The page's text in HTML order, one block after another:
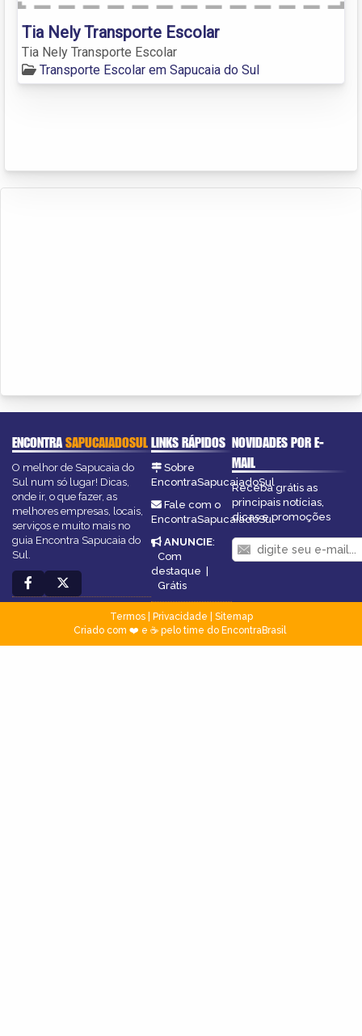
Tia Nely Transporte Escolar
Tia Nely Transporte Escolar
Transporte Escolar em Sapucaia do Sul
ENCONTRASAPUCAIADOSUL
O melhor de Sapucaia do
Sul num só lugar! Dicas,
onde ir, o que fazer, as
melhores empresas, locais,
serviços e muito mais no
guia Encontra Sapucaia do
Sul.
LINKS RÁPIDOS
Sobre
EncontraSapucaiadoSul
Fale com o
EncontraSapucaiadoSul
ANUNCIE:
Com
destaque |
Grátis
NOVIDADES POR E-
MAIL
Receba grátis as
principais notícias,
dicas e promoções
Termos| Privacidade
Sitemap
Criado com ❤️ e ☕ pelo time do EncontraBrasil